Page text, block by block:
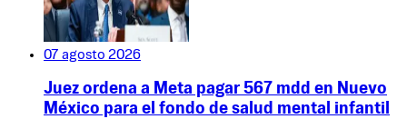
07 agosto 2026
Juez ordena a Meta pagar 567 mdd en Nuevo
México para el fondo de salud mental infantil